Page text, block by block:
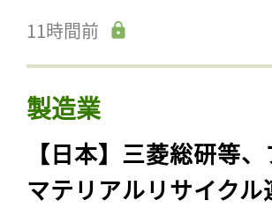
11時間前
製造業
【日本】三菱総研等
マテリアルリサイク